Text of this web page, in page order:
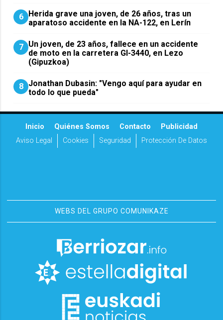
6 Herida grave una joven, de 26 años, tras un
aparatoso accidente en la NA-122, en Lerín
7 Un joven, de 23 años, fallece en un accidente
de moto en la carretera GI-3440, en Lezo
(Gipuzkoa)
8 Jonathan Dubasin: "Vengo aquí para ayudar en
todo lo que pueda"
Inicio Quiénes Somos Contacto
Publicidad
Aviso Legal
Cookies Seguridad Protección De Datos
WEBS DEL GRUPO COMUNIKAZE